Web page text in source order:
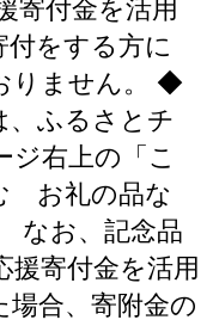
寄付金を活用
付をする方に
りません。 ◆
、ふるさとチ
ジ右上の「こ
お礼の品な
なお、記念品
援寄付金を活用
場合、寄附金の